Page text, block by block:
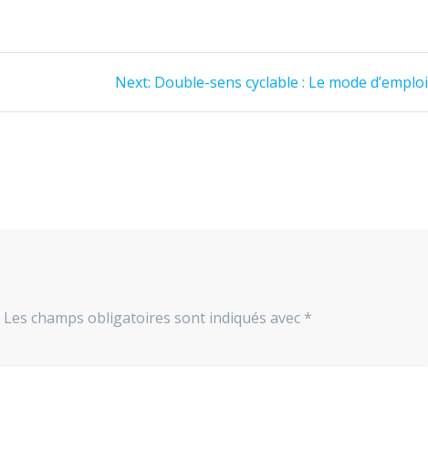
Next: Next
Double-sens cyclable : Le mode d’emploi
Les champs obligatoires sont indiqués avec *